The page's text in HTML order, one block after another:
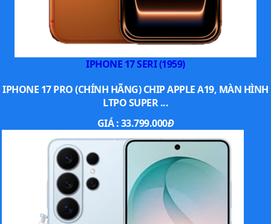
IPHONE 17 SERI (1959)
IPHONE 17 PRO (CHÍNH HÃNG) CHIP APPLE A19, MÀN HÌNH
LTPO SUPER ...
GIÁ :33.799.000Đ